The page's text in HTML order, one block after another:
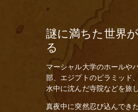
謎に満ちた世界
る
マーシャル大学のホールや
部、エジプトのピラミッド
水中に沈んだ寺院などを旅
真夜中に突然忍び込んでき